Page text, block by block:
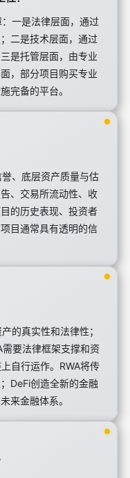
一是法律层面，通过
二是技术层面，通过
是托管层面，由专业
，部分项目购买专业
完备的平台。
、底层资产质量与估
、交易所流动性、收
的历史表现、投资者
目通常具有透明的信
的真实性和法律性；
要法律框架支撑和资
自行运作。RWA将传
DeFi创造全新的金融
来金融体系。